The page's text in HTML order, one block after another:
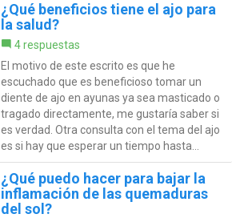
¿Qué beneficios tiene el ajo para
la salud?
4 respuestas
El motivo de este escrito es que he
escuchado que es beneficioso tomar un
diente de ajo en ayunas ya sea masticado o
tragado directamente, me gustaría saber si
es verdad. Otra consulta con el tema del ajo
es si hay que esperar un tiempo hasta...
¿Qué puedo hacer para bajar la
inflamación de las quemaduras
del sol?